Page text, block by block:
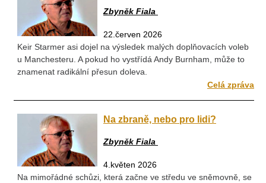
Zbyněk Fiala
22.červen 2026
Keir Starmer asi dojel na výsledek malých doplňovacích voleb
u Manchesteru. A pokud ho vystřídá Andy Burnham, může to
znamenat radikální přesun doleva.
Celá zpráva
Na zbraně, nebo pro lidi?
Zbyněk Fiala
4.květen 2026
Na mimořádné schůzi, která začne ve středu ve sněmovně, se